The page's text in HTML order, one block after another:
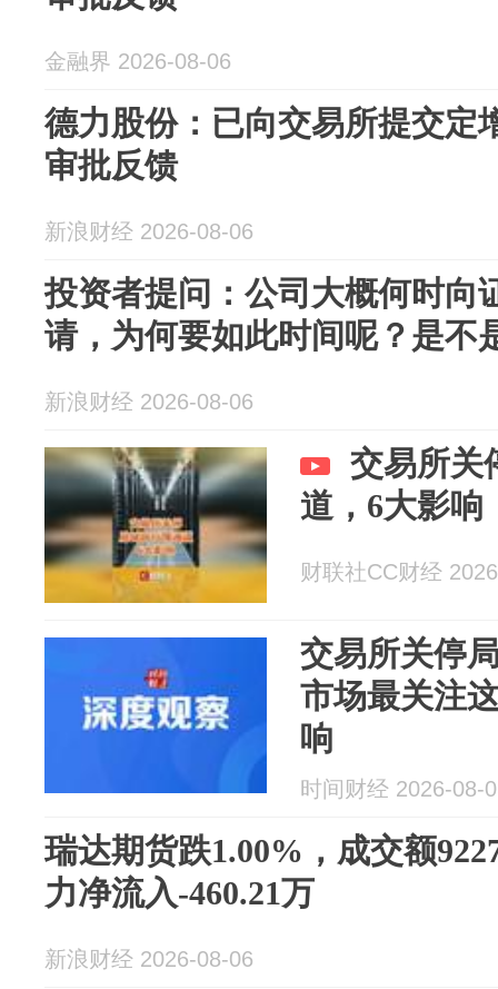
金融界 2026-08-06
德力股份：已向交易所提交定
审批反馈
新浪财经 2026-08-06
投资者提问：公司大概何时向
请，为何要如此时间呢？是不
新浪财经 2026-08-06
交易所关
道，6大影响
财联社CC财经
交易所关停
市场最关注
响
时间财经 2026-08-
瑞达期货跌1.00%，成交额
力净流入-460.21万
新浪财经 2026-08-06